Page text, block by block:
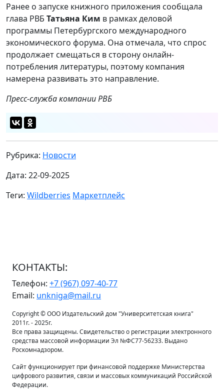
Ранее о запуске книжного приложения сообщала
глава РВБ Татьяна Ким в рамках деловой
программы Петербургского международного
экономического форума. Она отмечала, что спрос
продолжает смещаться в сторону онлайн-
потребления литературы, поэтому компания
намерена развивать это направление.
Пресс-служба компании РВБ
Рубрика: Новости
Дата: 22-09-2025
Теги: Wildberries Маркетплейс
КОНТАКТЫ:
Телефон: +7 (967) 097-40-77
Email: unkniga@mail.ru
Copyright © ООО Издательский дом "Университетская книга"
2011г. - 2025г.
Все права защищены. Свидетельство о регистрации электронного
средства массовой информации Эл №ФС77-56233. Выдано
Роскомнадзором.
Сайт функционирует при финансовой поддержке Министерства
цифрового развития, связи и массовых коммуникаций Российской
Федерации.